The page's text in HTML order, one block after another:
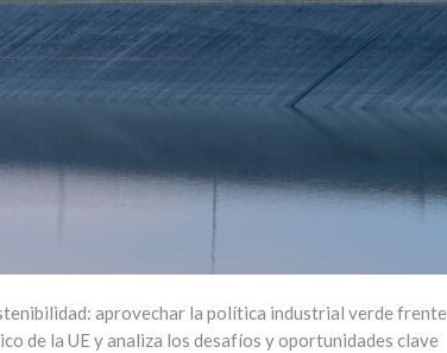
aprovechar la política industrial verde frente
de la UE y analiza los desafíos y oportunidades clave